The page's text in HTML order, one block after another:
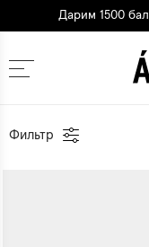
Дарим 1500
Фильтр